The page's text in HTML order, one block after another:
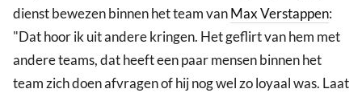
dienst bewezen binnen het team vanMax Verstappen:
"Dat hoor ik uit andere kringen. Het geflirt van hem met
andere teams, dat heeft een paar mensen binnen het
team zich doen afvragen of hij nog wel zo loyaal was. Laat